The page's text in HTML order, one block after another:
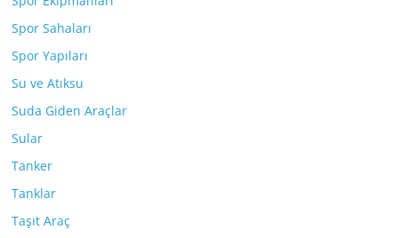
Spor Sahaları
Spor Yapıları
Su ve Atıksu
Suda Giden Araçlar
Sular
Tanker
Tanklar
Taşıt Araç